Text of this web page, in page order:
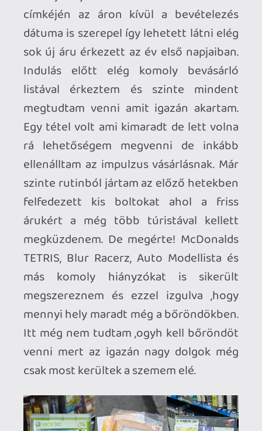
Nintendo Tokió
Minden kis üzletben és persze a
nagyobbakban is lehet TAX FREE-vel
vásárolni de ki nem találjátok ,hogy az
utam során melyik üzlet volt az egyetlen
ahol nem volt erre mód. Természetesen a
Nintendo legnagyobb tokiói boltjában.
Tudomásul vettem a tényt és ez is
segítette ,hogy egy kisebb ország éves
GDP-jét hagyjam ott. Pólók, pulcsik,
figurák és még konyhai eszközök is
voltak számomra már felfoghatatlan
választékban.